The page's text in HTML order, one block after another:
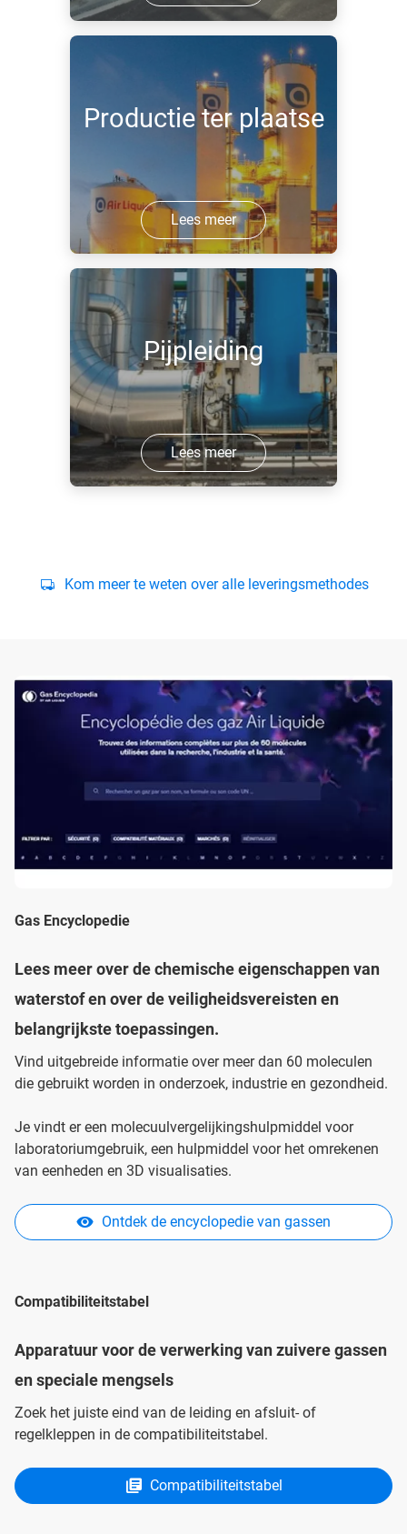
Productie ter plaatse
Lees meer
Pijpleiding
Lees meer
Kom meer te weten over alle leveringsmethodes
Gas Encyclopedie
Lees meer over de chemische eigenschappen van
waterstof en over de veiligheidsvereisten en
belangrijkste toepassingen.
Vind uitgebreide informatie over meer dan 60 moleculen
die gebruikt worden in onderzoek, industrie en gezondheid.
Je vindt er een molecuulvergelijkingshulpmiddel voor
laboratoriumgebruik, een hulpmiddel voor het omrekenen
van eenheden en 3D visualisaties.
Ontdek de encyclopedie van gassen
Compatibiliteitstabel
Apparatuur voor de verwerking van zuivere gassen
en speciale mengsels
Zoek het juiste eind van de leiding en afsluit- of
regelkleppen in de compatibiliteitstabel.
Compatibiliteitstabel